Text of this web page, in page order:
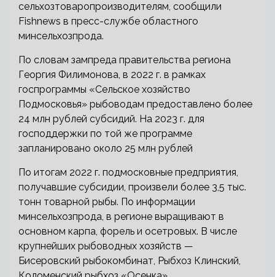
сельхозтоваропроизводителям, сообщили
Fishnews в пресс-службе областного
минсельхозпрода.
По словам зампреда правительства региона
Георгия Филимонова, в 2022 г. в рамках
госпрограммы «Сельское хозяйство
Подмосковья» рыбоводам предоставлено более
24 млн рублей субсидий. На 2023 г. для
господдержки по той же программе
запланировано около 25 млн рублей
По итогам 2022 г. подмосковные предприятия,
получавшие субсидии, произвели более 3,5 тыс.
тонн товарной рыбы. По информации
минсельхозпрода, в регионе выращивают в
основном карпа, форель и осетровых. В числе
крупнейших рыбоводных хозяйств —
Бисеровский рыбокомбинат, Рыбхоз Клинский,